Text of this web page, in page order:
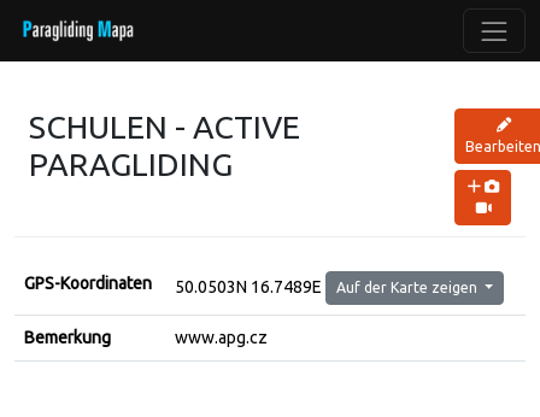
SCHULEN - ACTIVE
PARAGLIDING
GPS-Koordinaten 50.0503N 16.7489E Auf der Karte zeigen
Bemerkung www.apg.cz